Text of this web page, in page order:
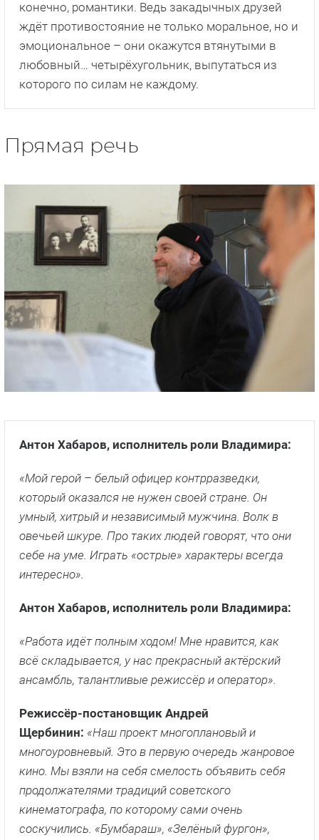
конечно, романтики. Ведь закадычных друзей
ждёт противостояние не только моральное, но и
эмоциональное – они окажутся втянутыми в
любовный… четырёхугольник, выпутаться из
которого по силам не каждому.
Прямая речь
Антон Хабаров, исполнитель роли Владимира:
«Мой герой – белый офицер контрразведки,
который оказался не нужен своей стране. Он
умный, хитрый и независимый мужчина. Волк в
овечьей шкуре. Про таких людей говорят, что они
себе на уме. Играть «острые» характеры всегда
интересно».
Антон Хабаров, исполнитель роли Владимира:
«Работа идёт полным ходом! Мне нравится, как
всё складывается, у нас прекрасный актёрский
ансамбль, талантливые режиссёр и оператор».
Режиссёр-постановщик Андрей
Щербинин: «Наш проект многоплановый и
многоуровневый. Это в первую очередь жанровое
кино. Мы взяли на себя смелость объявить себя
продолжателями традиций советского
кинематографа, по которому сами очень
соскучились. «Бумбараш», «Зелёный фургон»,